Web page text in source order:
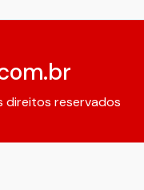
direitos reservados